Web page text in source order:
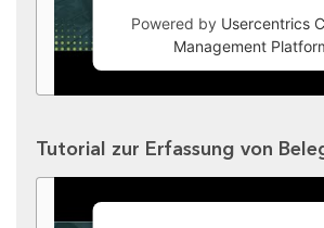
Powered by Usercentrics
Management
Tutorial zur Erfassung von